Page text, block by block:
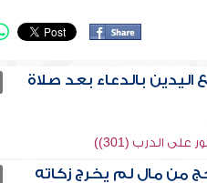
بالدعاء بعد صلاة
الدرب (301))
من مال لم يخرج زكاته